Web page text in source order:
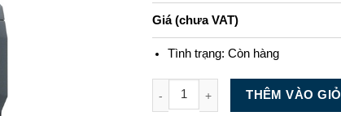
Giá (chưa VAT)
Tình trạng: Còn hàng
Số lượng
THÊM VÀO